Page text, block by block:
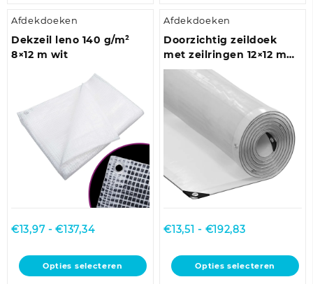
meerdere
variaties.
Deze
worden
op
productpagina
meerdere
variaties.
Deze
optie
worden
productpagina
Afdekdoeken
Dekzeil leno 140 g/m²
8×12 m wit
€13,97 - €137,34Prijsklasse:
tot
€137,34
Opties selecteren
Dit
product
Afdekdoeken
Doorzichtig zeildoek
met zeilringen 12×12 m
polyethyleen
€13,51 - €192,83Prijsklasse:
tot
€192,83
Opties selecteren
Dit
product